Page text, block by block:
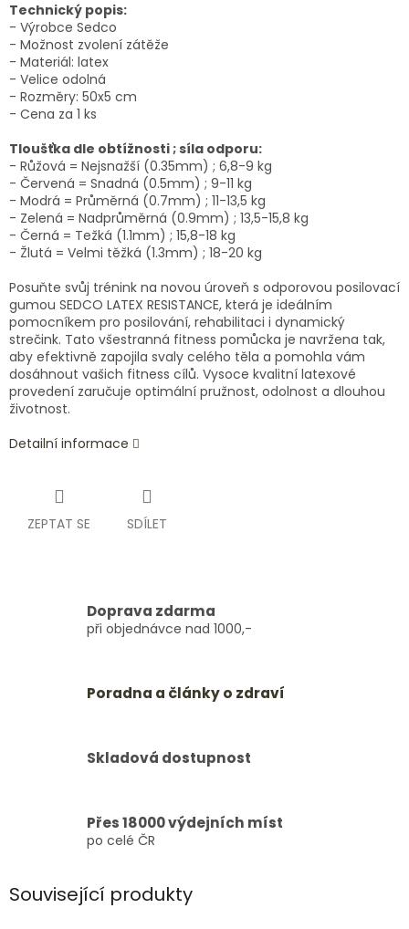
Technický popis:
- Výrobce Sedco
- Možnost zvolení zátěže
- Materiál: latex
- Velice odolná
- Rozměry: 50x5 cm
- Cena za 1 ks
Tloušťka dle obtížnosti ; síla odporu:
- Růžová = Nejsnažší (0.35mm) ; 6,8-9 kg
- Červená = Snadná (0.5mm) ; 9-11 kg
- Modrá = Průměrná (0.7mm) ; 11-13,5 kg
- Zelená = Nadprůměrná (0.9mm) ; 13,5-15,8 kg
- Černá = Težká (1.1mm) ; 15,8-18 kg
- Žlutá = Velmi těžká (1.3mm) ; 18-20 kg
Posuňte svůj trénink na novou úroveň s odporovou posilovací
gumou SEDCO LATEX RESISTANCE, která je ideálním
pomocníkem pro posilování, rehabilitaci i dynamický
strečink. Tato všestranná fitness pomůcka je navržena tak,
aby efektivně zapojila svaly celého těla a pomohla vám
dosáhnout vašich fitness cílů. Vysoce kvalitní latexové
provedení zaručuje optimální pružnost, odolnost a dlouhou
životnost.
Detailní informace
ZEPTAT SE SDÍLET
Doprava zdarma
při objednávce nad 1000,-
Poradna a články o zdraví
Skladová dostupnost
Přes 18000 výdejních míst
po celé ČR
Související produkty